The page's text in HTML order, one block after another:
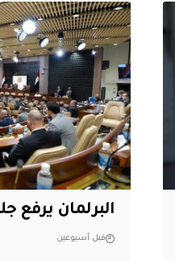
البرلمان يرفع
قبل أسبوعين